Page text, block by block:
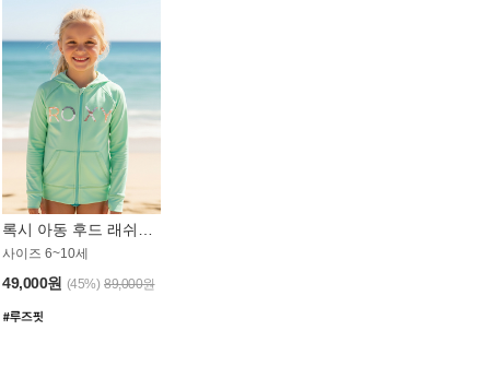
록시 아동 후드 래쉬가드 GT764MRX
사이즈 6~10세
49,000원 (45%) 89,000원